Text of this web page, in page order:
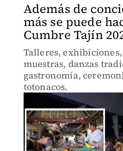
Además de
más se puede
Cumbre Tajín
Talleres,
muestras, danzas
gastronomía,
totonacos.